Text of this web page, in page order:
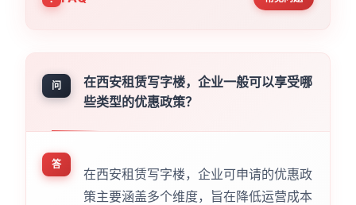
问
在西安租赁写字楼，企业一般可以享受哪
些类型的优惠政策？
答
在西安租赁写字楼，企业可申请的优惠政
策主要涵盖多个维度，旨在降低运营成本